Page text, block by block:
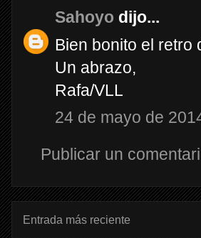
Sahoyo dijo...
Bien bonito el retro
Un abrazo,
Rafa/VLL
24 de mayo de
Publicar un
Entrada más reciente